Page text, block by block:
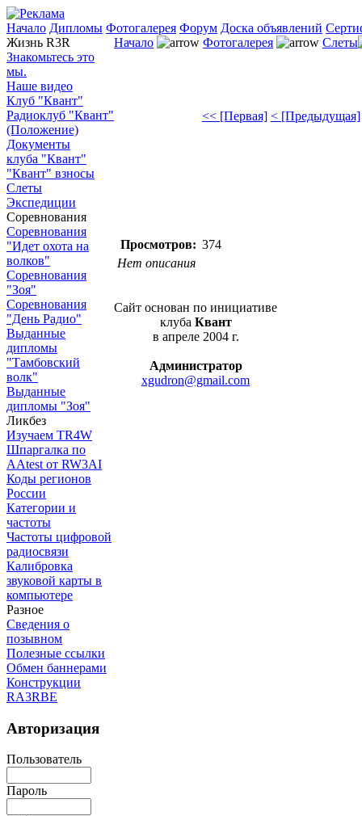
Начало Дипломы Фотогалерея Форум Доска объявлений
Жизнь R3R
Знакомьтесь это
мы.
Наше видео
Клуб "Квант"
Радиоклуб "Квант"
(Положение)
Документы
клуба "Квант"
"Квант" взносы
Слеты
Экспедиции
Соревнования
Соревнования
"Идет охота на
волков"
Соревнования
"Зоя"
Соревнования
"День Радио"
Выданные
дипломы
"Тамбовский
волк"
Выданные
дипломы "Зоя"
Ликбез
Изучаем TR4W
Шпаргалка по
AAtest от RW3AI
Коды регионов
России
Категории и
частоты
Частоты цифровой
радиосвязи
Калибровка
звуковой карты в
компьютере
Разное
Сведения о
позывном
Полезные ссылки
Обмен баннерами
Конструкции
RA3RBE
Авторизация
Пользователь
Пароль
Начало Фотогалерея Слеты
<< [Первая] < [Предыдущая]
Просмотров: 374
Нет описания
Сайт основан по инициативе
клуба Квант
в апреле 2004 г.
Администратор
xgudron@gmail.com